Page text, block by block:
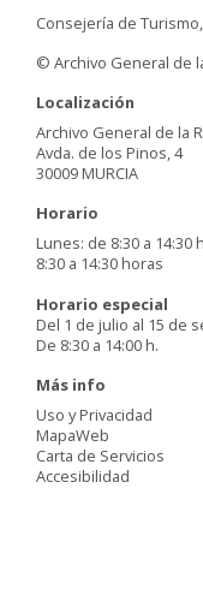
Consejería de
© Archivo General de
Localización
Archivo General de la
Avda. de los Pinos, 4
30009 MURCIA
Horario
Lunes: de 8:30 a
8:30 a 14:30 horas
Horario especial
Del 1 de julio al 15 de
De 8:30 a 14:00 h.
Más info
Uso y Privacidad
MapaWeb
Carta de Servicios
Accesibilidad